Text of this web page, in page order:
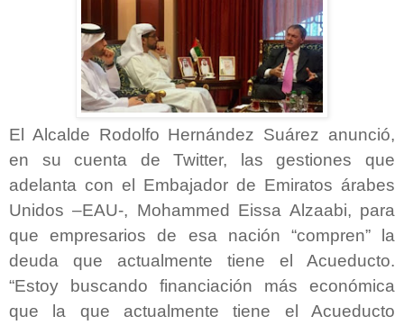
El Alcalde Rodolfo Hernández Suárez anunció,
en su cuenta de Twitter, las gestiones que
adelanta con el Embajador de Emiratos árabes
Unidos –EAU-, Mohammed Eissa Alzaabi, para
que empresarios de esa nación “compren” la
deuda que actualmente tiene el Acueducto.
“Estoy buscando financiación más económica
que la que actualmente tiene el Acueducto